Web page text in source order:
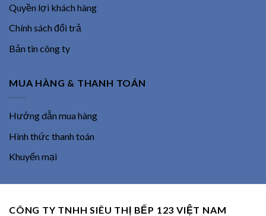
Quyền lợi khách hàng
Chính sách đổi trả
Bản tin công ty
MUA HÀNG & THANH TOÁN
Hướng dẫn mua hàng
Hình thức thanh toán
Khuyến mại
CÔNG TY TNHH SIÊU THỊ BẾP 123 VIỆT NAM